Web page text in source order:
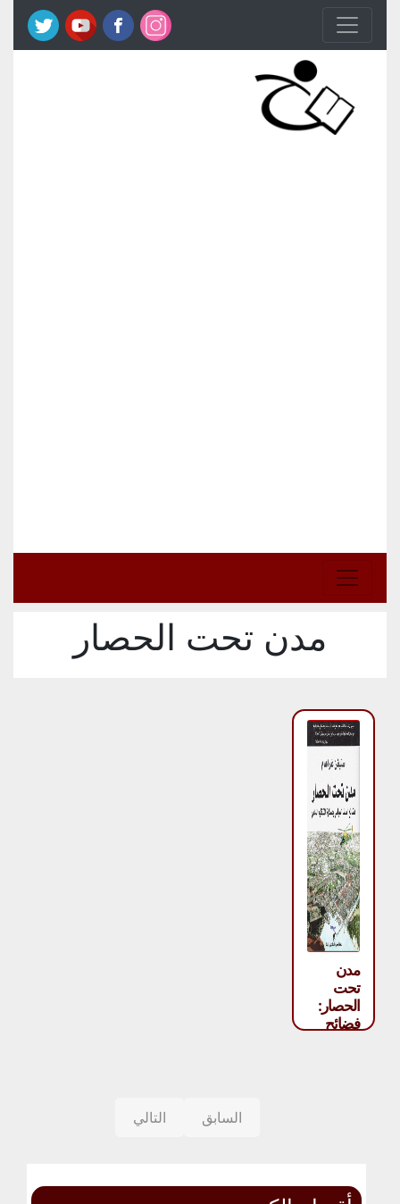
مدن تحت الحصار
مدن
تحت
الحصار:
فضائح
السابق التالي